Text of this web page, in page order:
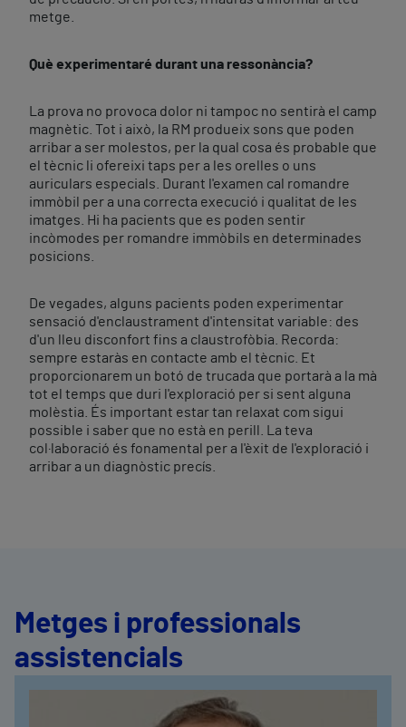
metge.
Què experimentaré durant una ressonància?
La prova no provoca dolor ni tampoc no sentirà el camp
magnètic. Tot i això, la RM produeix sons que poden
arribar a ser molestos, per la qual cosa és probable que
el tècnic li ofereixi taps per a les orelles o uns
auriculars especials. Durant l'examen cal romandre
immòbil per a una correcta execució i qualitat de les
imatges. Hi ha pacients que es poden sentir
incòmodes per romandre immòbils en determinades
posicions.
De vegades, alguns pacients poden experimentar
sensació d'enclaustrament d'intensitat variable: des
d'un lleu disconfort fins a claustrofòbia. Recorda:
sempre estaràs en contacte amb el tècnic. Et
proporcionarem un botó de trucada que portarà a la mà
tot el temps que duri l'exploració per si sent alguna
molèstia. És important estar tan relaxat com sigui
possible i saber que no està en perill. La teva
col·laboració és fonamental per a l'èxit de l'exploració i
arribar a un diagnòstic precís.
Metges i professionals
assistencials